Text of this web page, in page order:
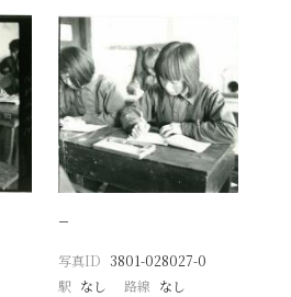
−
写真ID 3801-028027-0
駅 なし 路線 なし